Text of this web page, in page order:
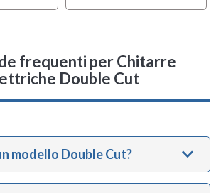
frequenti per Chitarre
Double Cut
modello Double Cut?